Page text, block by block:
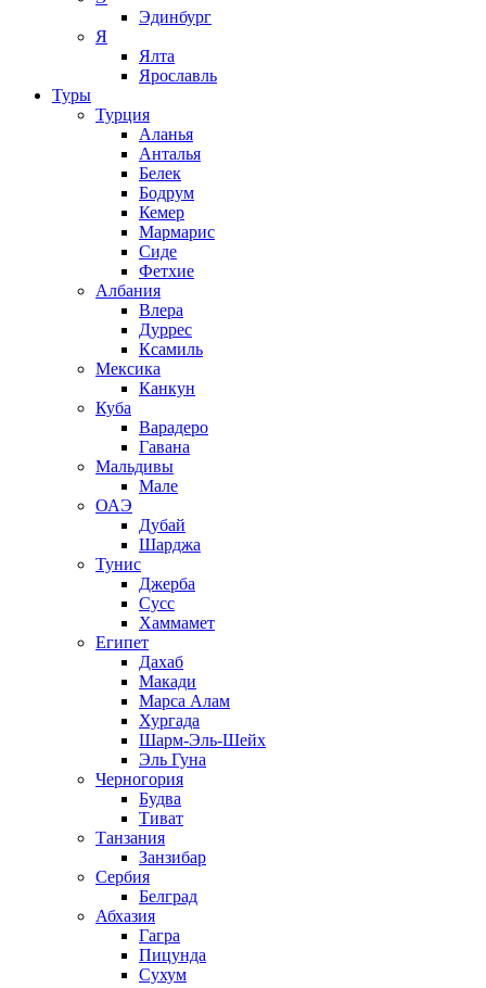
Эдинбург
Я
Ялта
Ярославль
Туры
Турция
Аланья
Анталья
Белек
Бодрум
Кемер
Мармарис
Сиде
Фетхие
Албания
Влера
Дуррес
Ксамиль
Мексика
Канкун
Куба
Варадеро
Гавана
Мальдивы
Мале
ОАЭ
Дубай
Шарджа
Тунис
Джерба
Сусс
Хаммамет
Египет
Дахаб
Макади
Марса Алам
Хургада
Шарм-Эль-Шейх
Эль Гуна
Черногория
Будва
Тиват
Танзания
Занзибар
Сербия
Белград
Абхазия
Гагра
Пицунда
Сухум